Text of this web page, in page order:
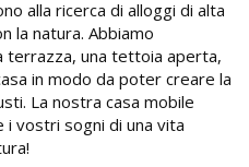
alla ricerca di alloggi di alta
la natura. Abbiamo
terrazza, una tettoia aperta,
in modo da poter creare la
La nostra casa mobile
i vostri sogni di una vita